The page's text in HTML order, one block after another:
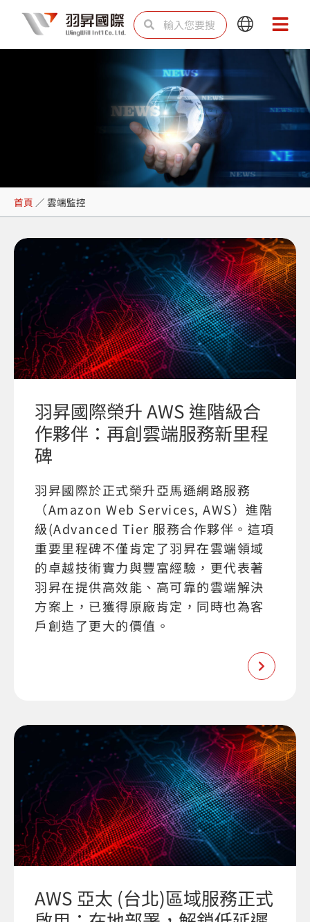
主
搜
尋 尋
Main
Menu
Main
Menu
雲端監控
首頁 ／ 雲端監控
羽昇國際榮升 AWS 進階級合
作夥伴：再創雲端服務新里程
碑
羽昇國際於正式榮升亞馬遜網路服務
（Amazon Web Services, AWS）進階
級(Advanced Tier 服務合作夥伴。這項
重要里程碑不僅肯定了羽昇在雲端領域
的卓越技術實力與豐富經驗，更代表著
羽昇在提供高效能、高可靠的雲端解決
方案上，已獲得原廠肯定，同時也為客
戶創造了更大的價值。
AWS 亞太 (台北)區域服務正式